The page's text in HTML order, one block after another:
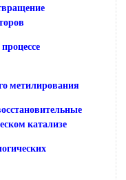
метилирования
катализе